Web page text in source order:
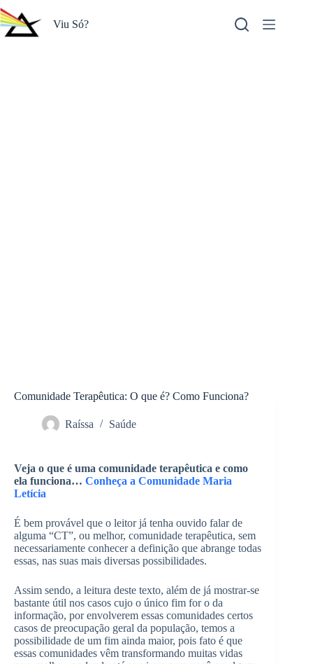
Pular
para
o
Viu Só?
Comunidade Terapêutica: O que é? Como Funciona?
Raíssa Saúde
Veja o que é uma comunidade terapêutica e como
ela funciona… Conheça a Comunidade Maria
Letícia
É bem provável que o leitor já tenha ouvido falar de
alguma “CT”, ou melhor, comunidade terapêutica, sem
necessariamente conhecer a definição que abrange todas
essas, nas suas mais diversas possibilidades.
Assim sendo, a leitura deste texto, além de já mostrar-se
bastante útil nos casos cujo o único fim for o da
informação, por envolverem essas comunidades certos
casos de preocupação geral da população, temos a
possibilidade de um fim ainda maior, pois fato é que
essas comunidades vêm transformando muitas vidas